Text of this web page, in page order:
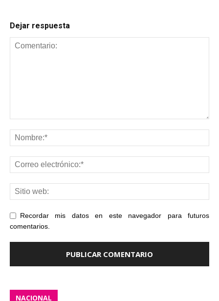
Dejar respuesta
Recordar mis datos en este navegador para futuros
comentarios.
NACIONAL